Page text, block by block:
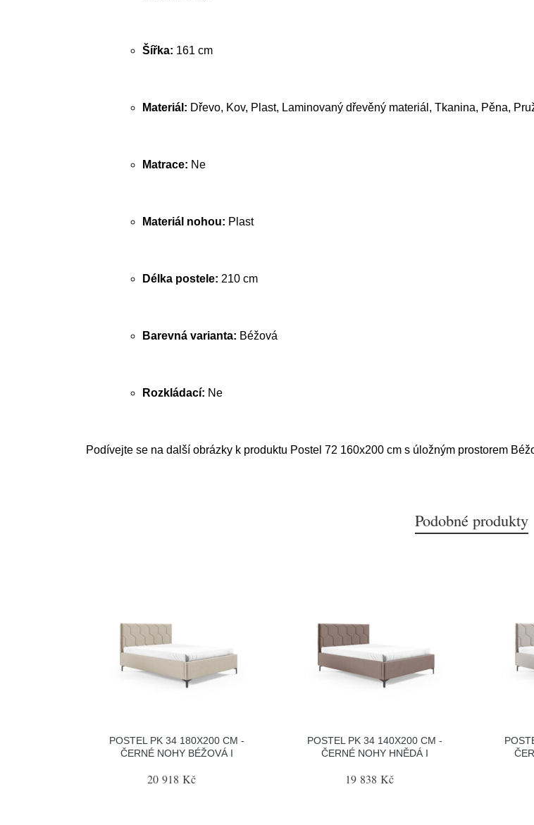
Šířka: 161 cm
Materiál: Dřevo, Kov, Plast, Laminovaný dřevěný materiál, Tkanina, Pěna,
Matrace: Ne
Materiál nohou: Plast
Délka postele: 210 cm
Barevná varianta: Béžová
Rozkládací: Ne
Podívejte se na další obrázky k produktu Postel 72 160x200 cm s úložným prostorem
Podobné produkty
POSTEL PK 34 180X200 CM -
ČERNÉ NOHY BÉŽOVÁ I
20 918 Kč
POSTEL PK 34 140X200 CM -
ČERNÉ NOHY HNĚDÁ I
19 838 Kč